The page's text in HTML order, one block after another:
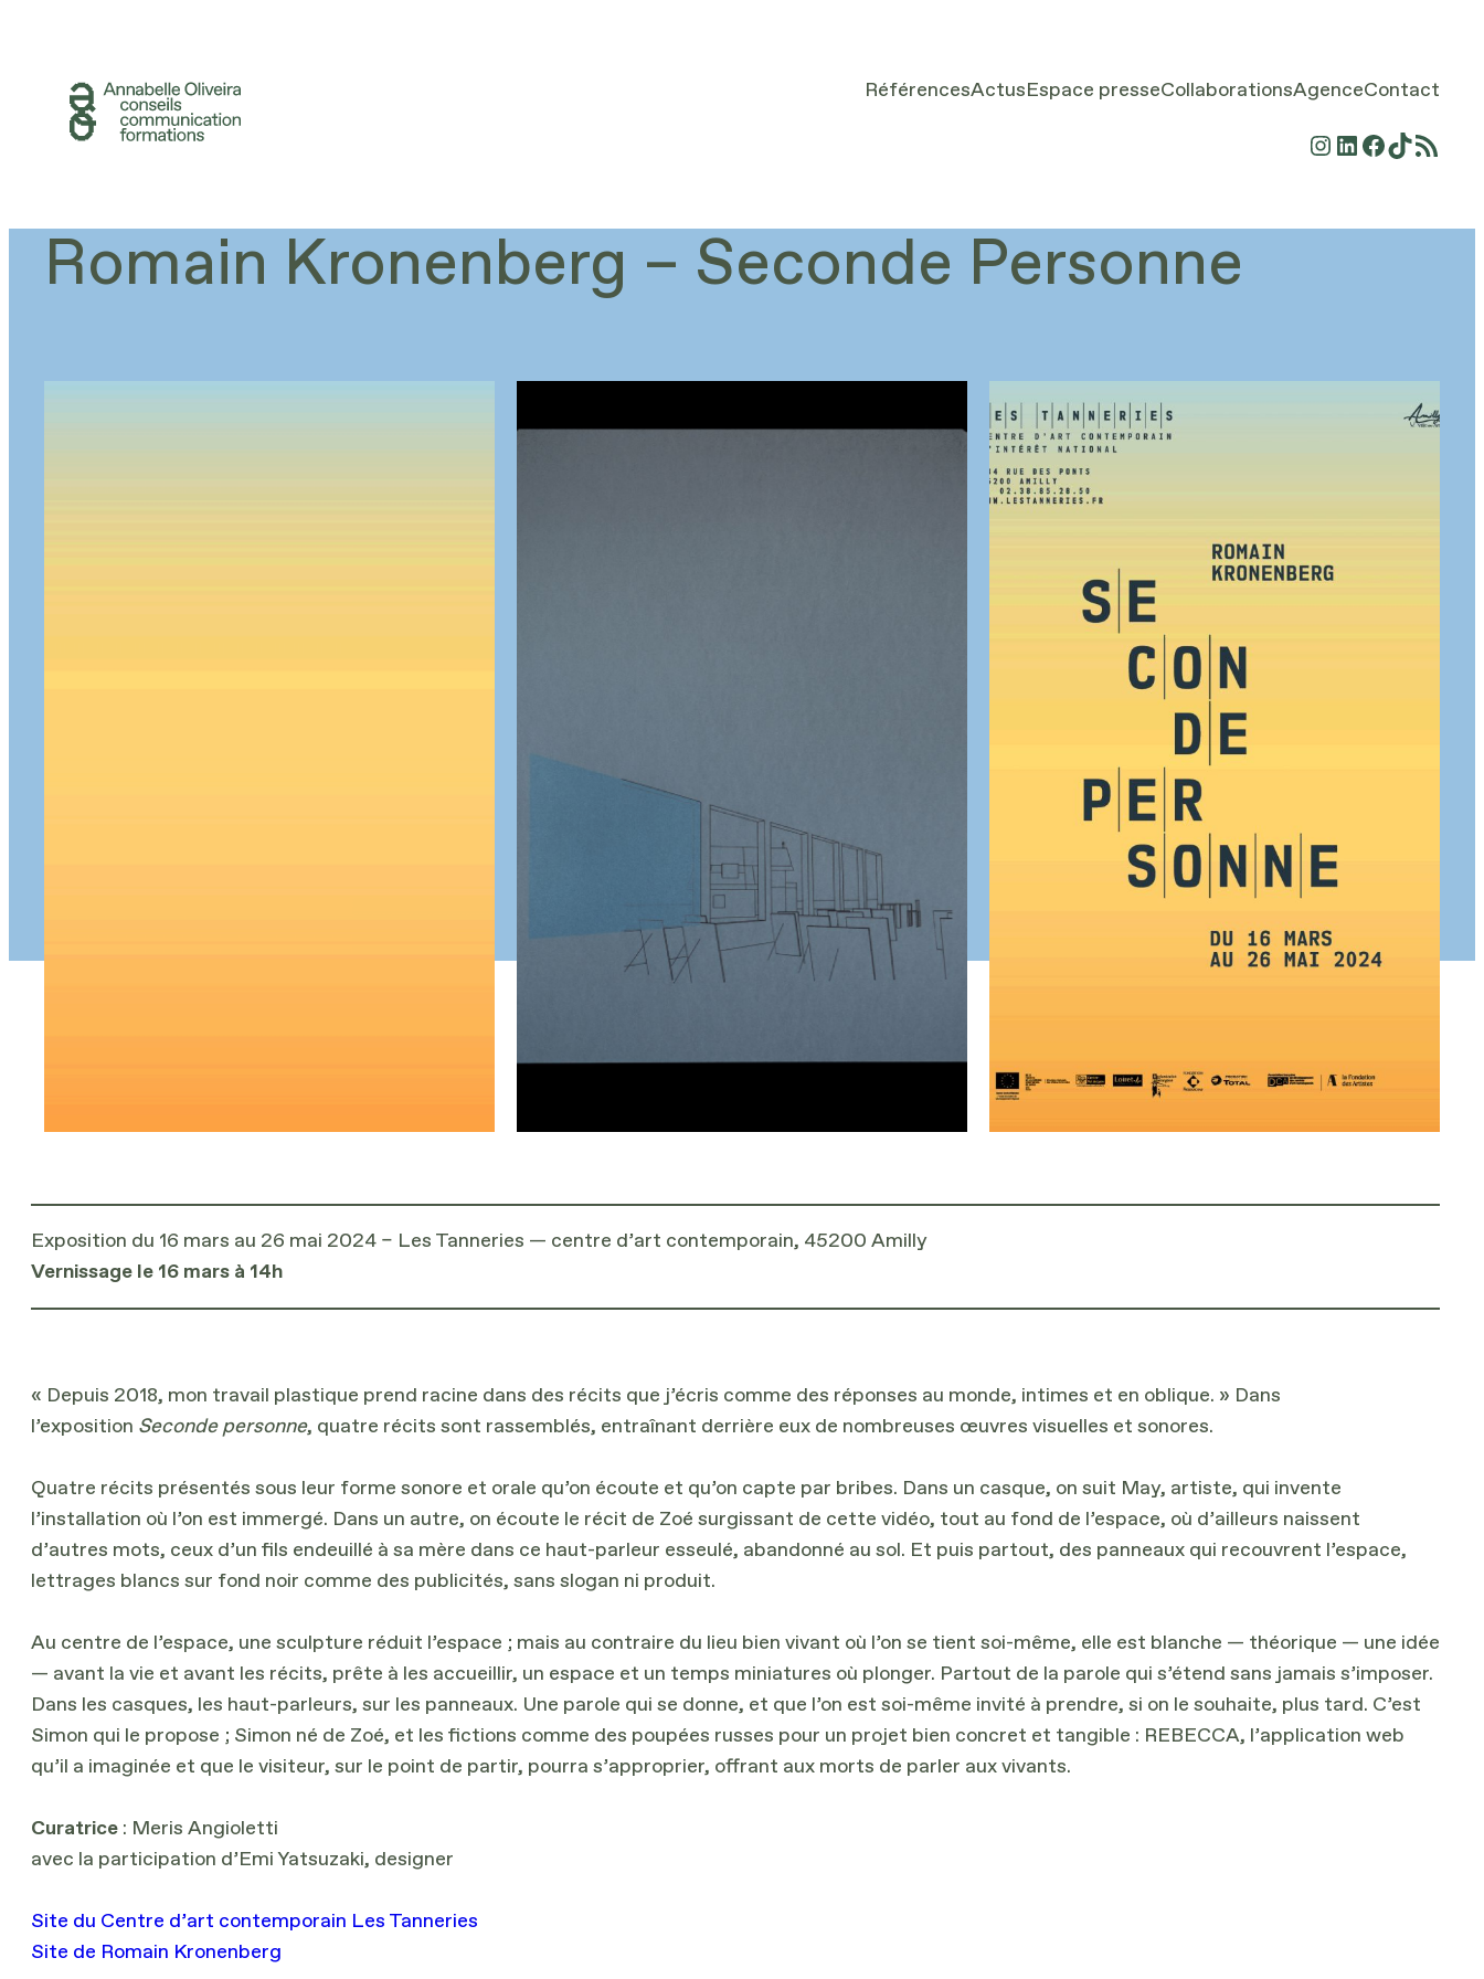
contenu
RéférencesActus Espace presseCollaborationsAgenceContact
Instagram
LinkedIn
Facebook
TikTok
Flux RSS
Romain Kronenberg – Seconde Personne
Exposition du 16 mars au 26 mai 2024 – Les Tanneries — centre d’art contemporain, 45200 Amilly
Vernissage le 16 mars à 14h
« Depuis 2018, mon travail plastique prend racine dans des récits que j’écris comme des réponses au monde, intimes et en oblique. » Dans
l’exposition Seconde personne, quatre récits sont rassemblés, entraînant derrière eux de nombreuses œuvres visuelles et sonores.
Quatre récits présentés sous leur forme sonore et orale qu’on écoute et qu’on capte par bribes. Dans un casque, on suit May, artiste, qui invente
l’installation où l’on est immergé. Dans un autre, on écoute le récit de Zoé surgissant de cette vidéo, tout au fond de l’espace, où d’ailleurs naissent
d’autres mots, ceux d’un fils endeuillé à sa mère dans ce haut-parleur esseulé, abandonné au sol. Et puis partout, des panneaux qui recouvrent l’espace,
lettrages blancs sur fond noir comme des publicités, sans slogan ni produit.
Au centre de l’espace, une sculpture réduit l’espace ; mais au contraire du lieu bien vivant où l’on se tient soi-même, elle est blanche — théorique — une idée
— avant la vie et avant les récits, prête à les accueillir, un espace et un temps miniatures où plonger. Partout de la parole qui s’étend sans jamais s’imposer.
Dans les casques, les haut-parleurs, sur les panneaux. Une parole qui se donne, et que l’on est soi-même invité à prendre, si on le souhaite, plus tard. C’est
Simon qui le propose ; Simon né de Zoé, et les fictions comme des poupées russes pour un projet bien concret et tangible : REBECCA, l’application web
qu’il a imaginée et que le visiteur, sur le point de partir, pourra s’approprier, offrant aux morts de parler aux vivants.
Curatrice : Meris Angioletti
avec la participation d’Emi Yatsuzaki, designer
Site du Centre d’art contemporain Les Tanneries
Site de Romain Kronenberg